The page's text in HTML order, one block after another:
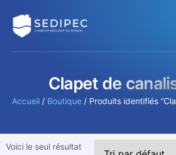
Clapet de
Accueil / Boutique / Produits identifiés
Voici le seul résultat